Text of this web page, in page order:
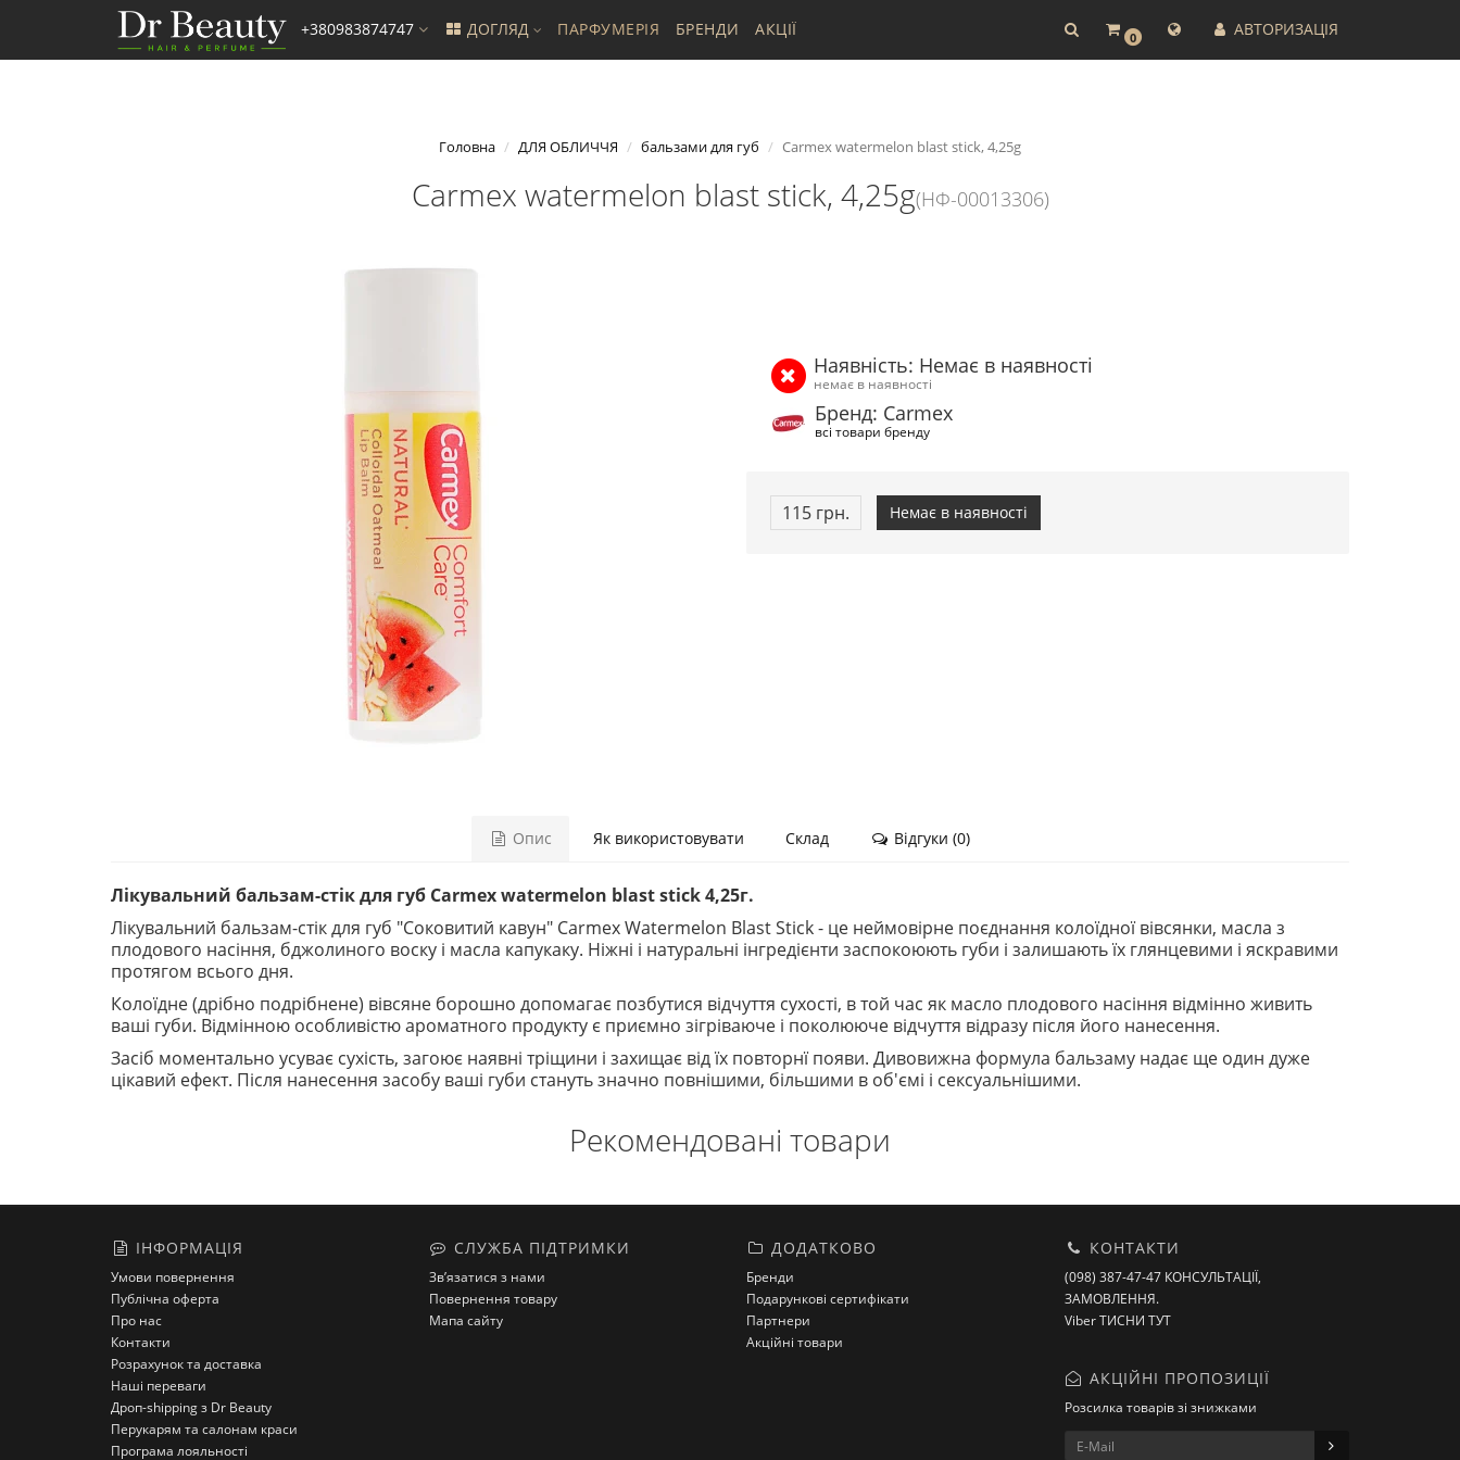
0 АВТОРИЗАЦІЯ
+380983874747 ДОГЛЯД ПАРФУМЕРІЯ БРЕНДИ АКЦІЇ
Головна ДЛЯ ОБЛИЧЧЯ бальзами для губ Carmex watermelon blast stick, 4,25g
Carmex watermelon blast stick, 4,25g(НФ-00013306)
Наявність: Немає в наявності
немає в наявності
Бренд: Carmex
всі товари бренду
115 грн. Немає в наявності
Опис Як використовувати Склад Відгуки (0)
Лікувальний бальзам-стік для губ Carmex watermelon blast stick 4,25г.
Лікувальний бальзам-стік для губ "Соковитий кавун" Carmex Watermelon Blast Stick - це неймовірне поєднання колоїдної вівсянки, масла з
плодового насіння, бджолиного воску і масла капукаку. Ніжні і натуральні інгредієнти заспокоюють губи і залишають їх глянцевими і яскравими
протягом всього дня.
Колоїдне (дрібно подрібнене) вівсяне борошно допомагає позбутися відчуття сухості, в той час як масло плодового насіння відмінно живить
ваші губи. Відмінною особливістю ароматного продукту є приємно зігріваюче і поколююче відчуття відразу після його нанесення.
Засіб моментально усуває сухість, загоює наявні тріщини і захищає від їх повторнї появи. Дивовижна формула бальзаму надає ще один дуже
цікавий ефект. Після нанесення засобу ваші губи стануть значно повнішими, більшими в об'ємі і сексуальнішими.
Рекомендовані товари
ІНФОРМАЦІЯ
Умови повернення
Публічна оферта
Про нас
Контакти
Розрахунок та доставка
Наші переваги
Дроп-shipping з Dr Beauty
Перукарям та салонам краси
Програма лояльності
СЛУЖБА ПІДТРИМКИ
Зв’язатися з нами
Повернення товару
Мапа сайту
ДОДАТКОВО
Бренди
Подарункові сертифікати
Партнери
Акційні товари
КОНТАКТИ
(098) 387-47-47 КОНСУЛЬТАЦІЇ,
ЗАМОВЛЕННЯ.
Viber ТИСНИ ТУТ
АКЦІЙНІ ПРОПОЗИЦІЇ
Розсилка товарів зі знижками